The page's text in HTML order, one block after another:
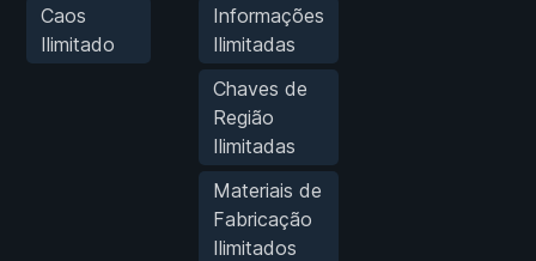
Caos
Ilimitado
Informações
Ilimitadas
Chaves de
Região
Ilimitadas
Materiais de
Fabricação
Ilimitados